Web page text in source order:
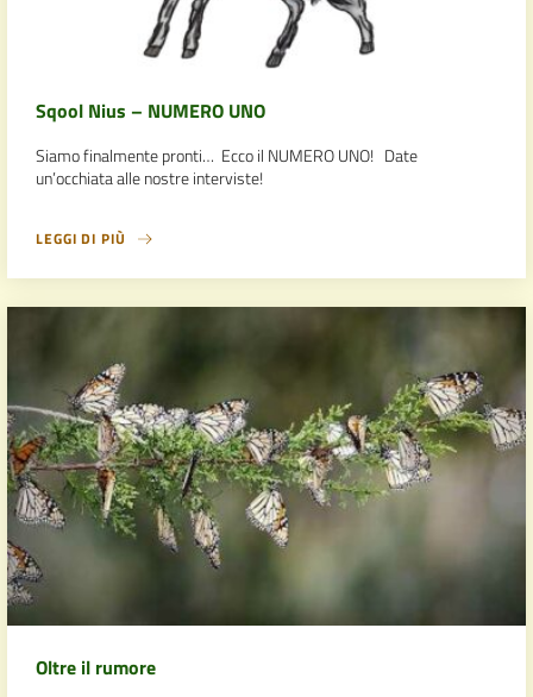
Sqool Nius – NUMERO UNO
Siamo finalmente pronti… Ecco il NUMERO UNO! Date
un’occhiata alle nostre interviste!
LEGGI DI PIÙ
Oltre il rumore